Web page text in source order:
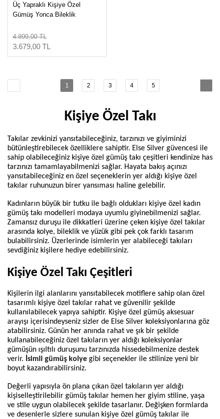
Üç Yapraklı Kişiye Özel
Gümüş Yonca Bileklik
4.899,00 TL
3.679,00 TL
1 2 3 4 5
Kişiye Özel Takı
Takılar zevkinizi yansıtabileceğiniz, tarzınızı ve giyiminizi
bütünleştirebilecek özelliklere sahiptir. Else Silver güvencesi ile
sahip olabileceğiniz kişiye özel gümüş takı çeşitleri kendinize has
tarzınızı tamamlayabilmenizi sağlar. Hayata bakış açınızı
yansıtabileceğiniz en özel seçeneklerin yer aldığı kişiye özel
takılar ruhunuzun birer yansıması haline gelebilir.
Kadınların büyük bir tutku ile bağlı oldukları kişiye özel kadın
gümüş takı modelleri modaya uyumlu giyinebilmenizi sağlar.
Zamansız duruşu ile dikkatleri üzerine çeken kişiye özel takılar
arasında kolye, bileklik ve yüzük gibi pek çok farklı tasarım
bulabilirsiniz. Üzerlerinde isimlerin yer alabileceği takıları
sevdiğiniz kişilere hediye edebilirsiniz.
Kişiye Özel Takı Çeşitleri
Kişilerin ilgi alanlarını yansıtabilecek motiflere sahip olan özel
tasarımlı kişiye özel takılar rahat ve güvenilir şekilde
kullanılabilecek yapıya sahiptir. Kişiye özel gümüş aksesuar
arayışı içerisindeyseniz sizler de Else Silver koleksiyonlarına göz
atabilirsiniz. Günün her anında rahat ve şık bir şekilde
kullanabileceğiniz özel takıların yer aldığı koleksiyonlar
gümüşün ışıltılı duruşunu tarzınızda hissedebilmenize destek
verir. İsimli gümüş kolye gibi seçenekler ile stilinize yeni bir
boyut kazandırabilirsiniz.
Değerli yapısıyla ön plana çıkan özel takıların yer aldığı
kişiselleştirilebilir gümüş takılar hemen her giyim stiline, yaşa
ve stile uygun olabilecek şekilde tasarlanır. Değişken formlarda
ve desenlerle sizlere sunulan kişiye özel gümüş takılar ile